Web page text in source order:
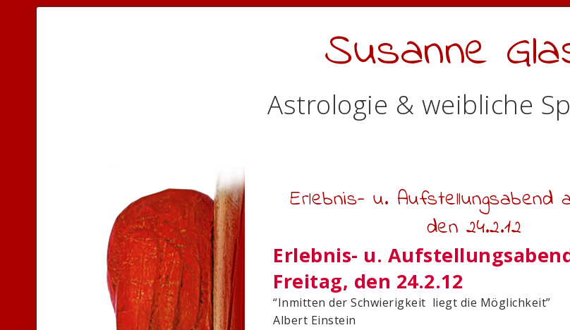
Susanne
Astrologie & weibliche
Erlebnis- u. Aufstellungsabend
den 24.2.12
Erlebnis- u.
Freitag, den 24.2.12
“Inmitten der Schwierigkeit liegt die Möglichkeit”
Albert Einstein